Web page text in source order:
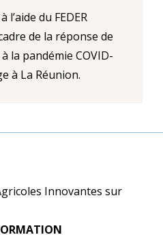
l’aide du FEDER
de la réponse de
la pandémie COVID-
à La Réunion.
Innovantes sur